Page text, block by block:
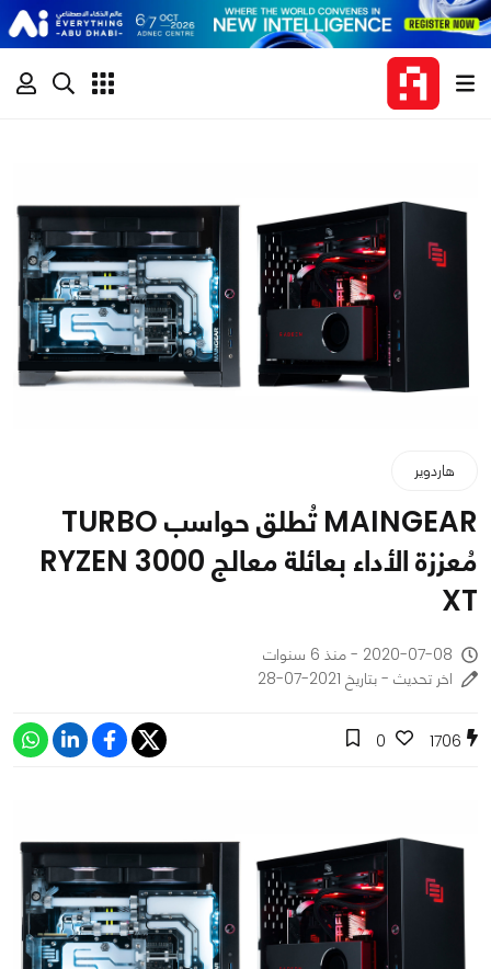
هاردوير
MAINGEAR تُطلق حواسب TURBO
مُعززة الأداء بعائلة معالج RYZEN 3000
XT
2020-07-08 - منذ 6 سنوات
اخر تحديث - بتاريخ 2021-07-28
1706
0